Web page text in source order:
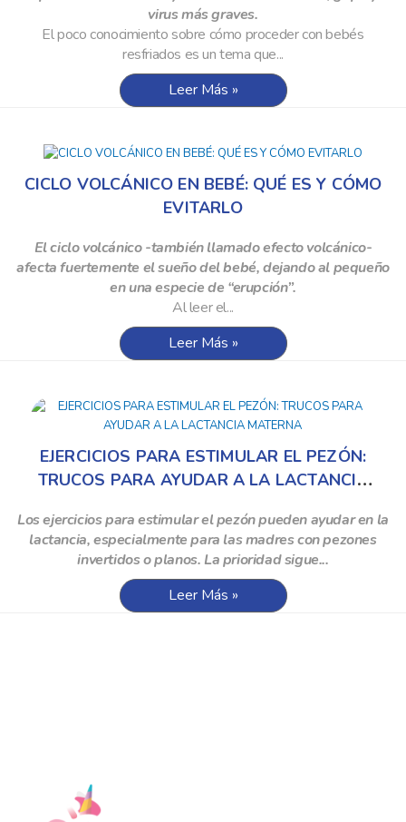
virus más graves.
El poco conocimiento sobre cómo proceder con bebés
resfriados es un tema que...
Leer Más »
CICLO VOLCÁNICO EN BEBÉ: QUÉ ES Y CÓMO
EVITARLO
El ciclo volcánico -también llamado efecto volcánico-
afecta fuertemente el sueño del bebé, dejando al pequeño
en una especie de “erupción”.
Al leer el...
Leer Más »
EJERCICIOS PARA ESTIMULAR EL PEZÓN:
TRUCOS PARA AYUDAR A LA LACTANCIA
Los ejercicios para estimular el pezón pueden ayudar en la
lactancia, especialmente para las madres con pezones
invertidos o planos. La prioridad sigue...
Leer Más »